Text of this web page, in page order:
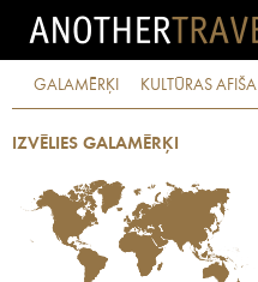
GALAMĒRĶI KULTŪRAS AFIŠA
IZVĒLIES GALAMĒRĶI